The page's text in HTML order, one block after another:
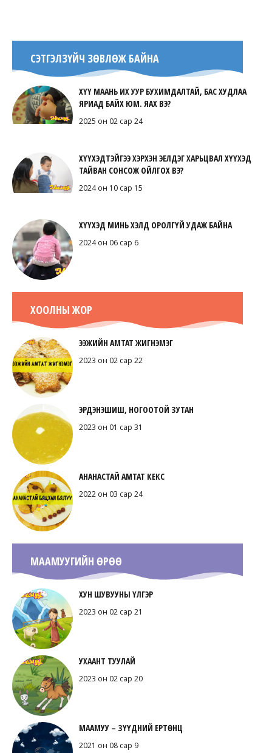
СЭТГЭЛЗҮЙЧ ЗӨВЛӨЖ БАЙНА
ХҮҮ МААНЬ ИХ УУР БУХИМДАЛТАЙ, БАС ХУДЛАА
ЯРИАД БАЙХ ЮМ. ЯАХ ВЭ?
2025 он 02 сар 24
ХҮҮХЭДТЭЙГЭЭ ХЭРХЭН ЭЕЛДЭГ ХАРЬЦВАЛ ХҮҮХЭД
ТАЙВАН СОНСОЖ ОЙЛГОХ ВЭ?
2024 он 10 сар 15
ХҮҮХЭД МИНЬ ХЭЛД ОРОЛГҮЙ УДАЖ БАЙНА
2024 он 06 сар 6
ХООЛНЫ ЖОР
ЭЭЖИЙН АМТАТ ЖИГНЭМЭГ
2023 он 02 сар 22
ЭРДЭНЭШИШ, НОГООТОЙ ЗУТАН
2023 он 01 сар 31
АНАНАСТАЙ АМТАТ КЕКС
2022 он 03 сар 24
МААМУУГИЙН ӨРӨӨ
ХУН ШУВУУНЫ ҮЛГЭР
2023 он 02 сар 21
УХААНТ ТУУЛАЙ
2023 он 02 сар 20
МААМУУ – ЗҮҮДНИЙ ЕРТӨНЦ
2021 он 08 сар 9